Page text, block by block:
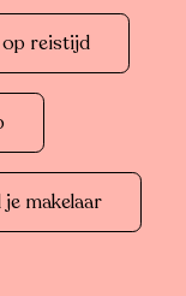
reistijd
makelaar